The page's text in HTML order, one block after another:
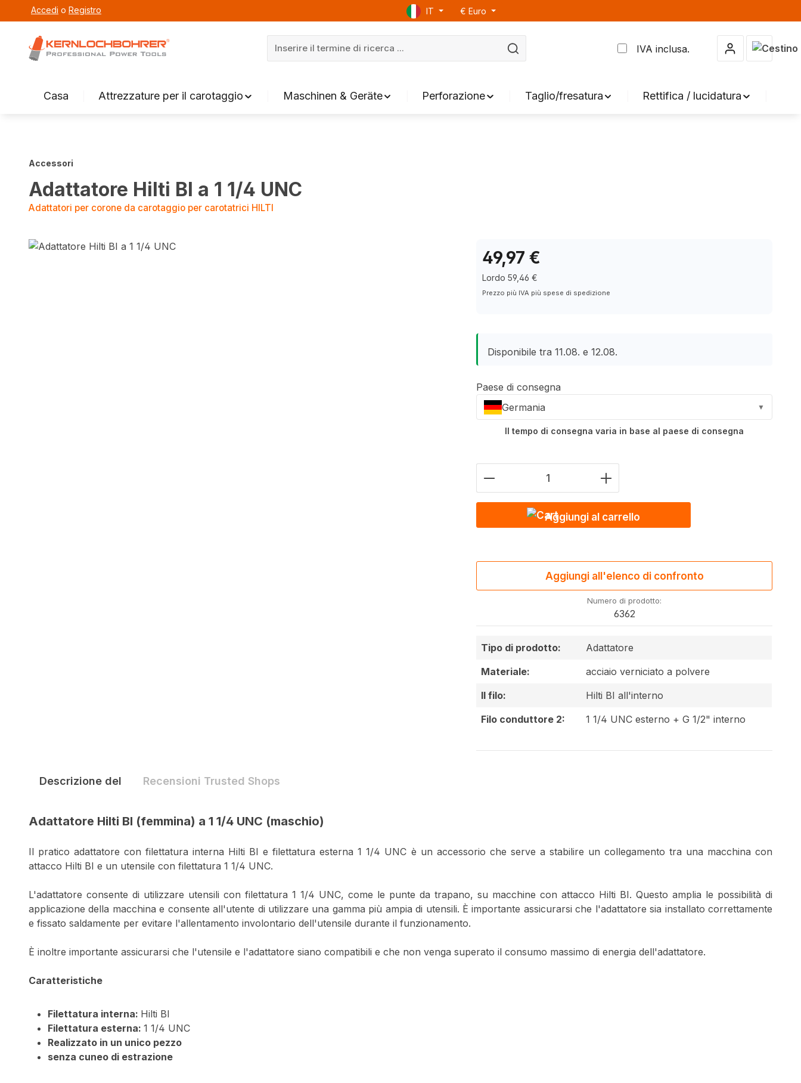
Vai alla navigazione principale
Accedi o Registro IT € Euro
IVA inclusa.
Il
Casa Attrezzature per il carotaggio Maschinen & Geräte Perforazione Taglio/fresatura Rettifica / lucidatura
Accessori
Adattatore Hilti BI a 1 1/4 UNC
Adattatori per corone da carotaggio per carotatrici HILTI
Salta la galleria di immagini
49,97 €
Lordo 59,46 €
Prezzo più IVA più spese di spedizione
Disponibile tra 11.08. e 12.08.
Paese di consegna
Germania
▼
Il tempo di consegna varia in base al paese di consegna
Quantità del prodotto: inserire il valore
Aggiungi al carrello
Aggiungi all'elenco di confronto
Numero di prodotto:
6362
Tipo di prodotto:
Adattatore
Materiale:
acciaio verniciato a polvere
Il filo:
Hilti BI all'interno
Filo conduttore 2:
1 1/4 UNC esterno + G 1/2" interno
Descrizione del Recensioni Trusted Shops
Adattatore Hilti BI (femmina) a 1 1/4 UNC (maschio)
Il pratico adattatore con filettatura interna Hilti BI e filettatura esterna 1 1/4 UNC è un accessorio che serve a stabilire un collegamento tra una macchina con
attacco Hilti BI e un utensile con filettatura 1 1/4 UNC.
L'adattatore consente di utilizzare utensili con filettatura 1 1/4 UNC, come le punte da trapano, su macchine con attacco Hilti BI. Questo amplia le possibilità di
applicazione della macchina e consente all'utente di utilizzare una gamma più ampia di utensili. È importante assicurarsi che l'adattatore sia installato correttamente
e fissato saldamente per evitare l'allentamento involontario dell'utensile durante il funzionamento.
È inoltre importante assicurarsi che l'utensile e l'adattatore siano compatibili e che non venga superato il consumo massimo di energia dell'adattatore.
Caratteristiche
Filettatura interna: Hilti BI
Filettatura esterna: 1 1/4 UNC
Realizzato in un unico pezzo
senza cuneo di estrazione